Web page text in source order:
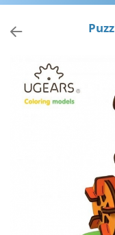
Bratari
Coliere
Tiare
Destinatari
Cele mai vandute